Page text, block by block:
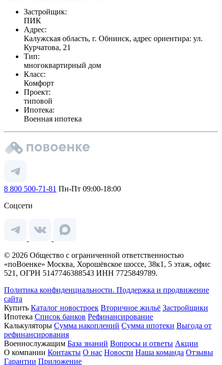
Застройщик:
ПИК
Адрес:
Калужская область, г. Обнинск, адрес ориентира: ул.
Курчатова, 21
Тип:
многоквартирный дом
Класс:
Комфорт
Проект:
типовой
Ипотека:
Военная ипотека
8 800 500-71-81 Пн-Пт 09:00-18:00
Соцсети
© 2026 Общество с ограниченной ответственностью
«поВоенке» Москва, Хорошёвское шоссе, 38к1, 5 этаж, офис
521, ОГРН 5147746388543 ИНН 7725849789.
Политика конфиденциальности. Поддержка и продвижение
сайта
Купить Каталог новостроек Вторичное жильё Застройщики
Ипотека Список банков Рефинансирование
Калькуляторы Сумма накоплений Сумма ипотеки Выгода от
рефинансирования
Военнослужащим База знаний Вопросы и ответы Акции
О компании Контакты О нас Новости Наша команда Отзывы
Гарантии Приложение